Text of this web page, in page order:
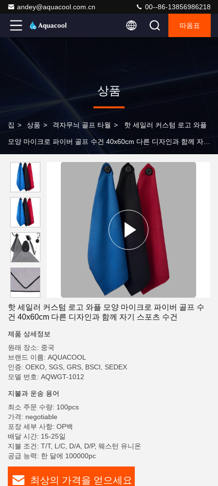
andey@aquacool.com.cn 00--86-13856986218
따옴표
상품
집 > 상품 > 격자무늬 골프 타월 > 핫 세일러 커스텀 로고 와플
모양 마이크로 파이버 골프 수건 40x60cm 다른 디자인과 함께 자기
핫 세일러 커스텀 로고 와플 모양 마이크로 파이버 골프 수
건 40x60cm 다른 디자인과 함께 자기 스포츠 수건
제품 상세정보
원래 장소: 중국
브랜드 이름: AQUACOOL
인증: OEKO, SGS, GRS, BSCI, SEDEX
모델 번호: AQWGT-1012
지불과 운송 용어
최소 주문 수량: 100pcs
가격: negotiable
포장 세부 사항: OP백
배달 시간: 15-25일
지불 조건: T/T, L/C, D/A, D/P, 웨스턴 유니온
공급 능력: 한 달에 100000pc
최상의 가격을 얻으세요